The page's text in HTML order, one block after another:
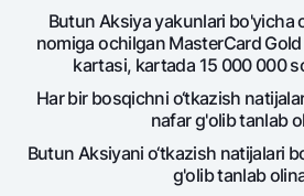
Butun Aksiya yakunlari bo'yicha
nomiga ochilgan MasterCard
kartasi, kartada 15 000 000
Har bir bosqichni o‘tkazish
nafar g'olib tanlab
Butun Aksiyani o‘tkazish natijalari
g'olib tanlab